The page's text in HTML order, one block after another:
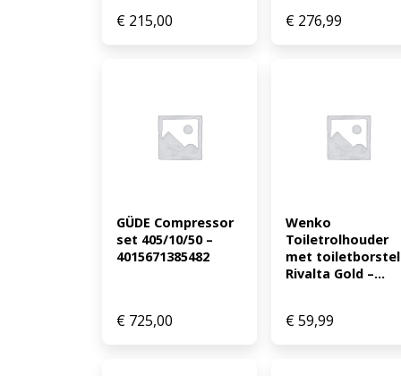
€ 215,00 €276,99
GÜDE Compressor
set 405/10/50 –
4015671385482
€ 725,00
Wenko
Toiletrolhouder
met toiletborstel
Rivalta Gold –...
€59,99